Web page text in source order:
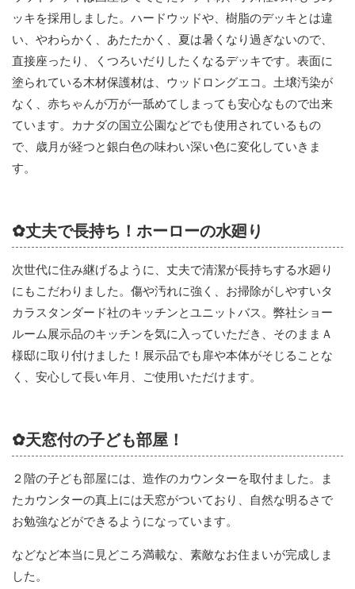
ッキを採用しました。ハードウッドや、樹脂のデッキとは違
い、やわらかく、あたたかく、夏は暑くなり過ぎないので、
直接座ったり、くつろいだりしたくなるデッキです。表面に
塗られている木材保護材は、ウッドロングエコ。土壌汚染が
なく、赤ちゃんが万が一舐めてしまっても安心なもので出来
ています。カナダの国立公園などでも使用されているもの
で、歳月が経つと銀白色の味わい深い色に変化していきま
す。
✿丈夫で長持ち！ホーローの水廻り
次世代に住み継げるように、丈夫で清潔が長持ちする水廻り
にもこだわりました。傷や汚れに強く、お掃除がしやすいタ
カラスタンダード社のキッチンとユニットバス。弊社ショー
ルーム展示品のキッチンを気に入っていただき、そのままＡ
様邸に取り付けました！展示品でも扉や本体がそじることな
く、安心して長い年月、ご使用いただけます。
✿天窓付の子ども部屋！
２階の子ども部屋には、造作のカウンターを取付ました。ま
たカウンターの真上には天窓がついており、自然な明るさで
お勉強などができるようになっています。
などなど本当に見どころ満載な、素敵なお住まいが完成しま
した。